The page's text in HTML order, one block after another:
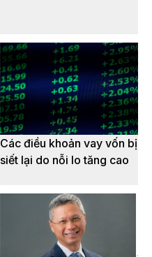
Các điều khoản vay vốn bị
siết lại do nỗi lo tăng cao